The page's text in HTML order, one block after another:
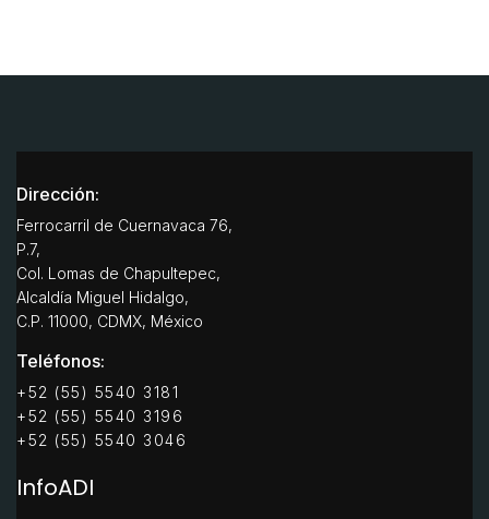
Dirección:
Ferrocarril de Cuernavaca 76,
P.7,
Col. Lomas de Chapultepec,
Alcaldía Miguel Hidalgo,
C.P. 11000, CDMX, México
Teléfonos:
+52 (55) 5540 3181
+52 (55) 5540 3196
+52 (55) 5540 3046
InfoADI